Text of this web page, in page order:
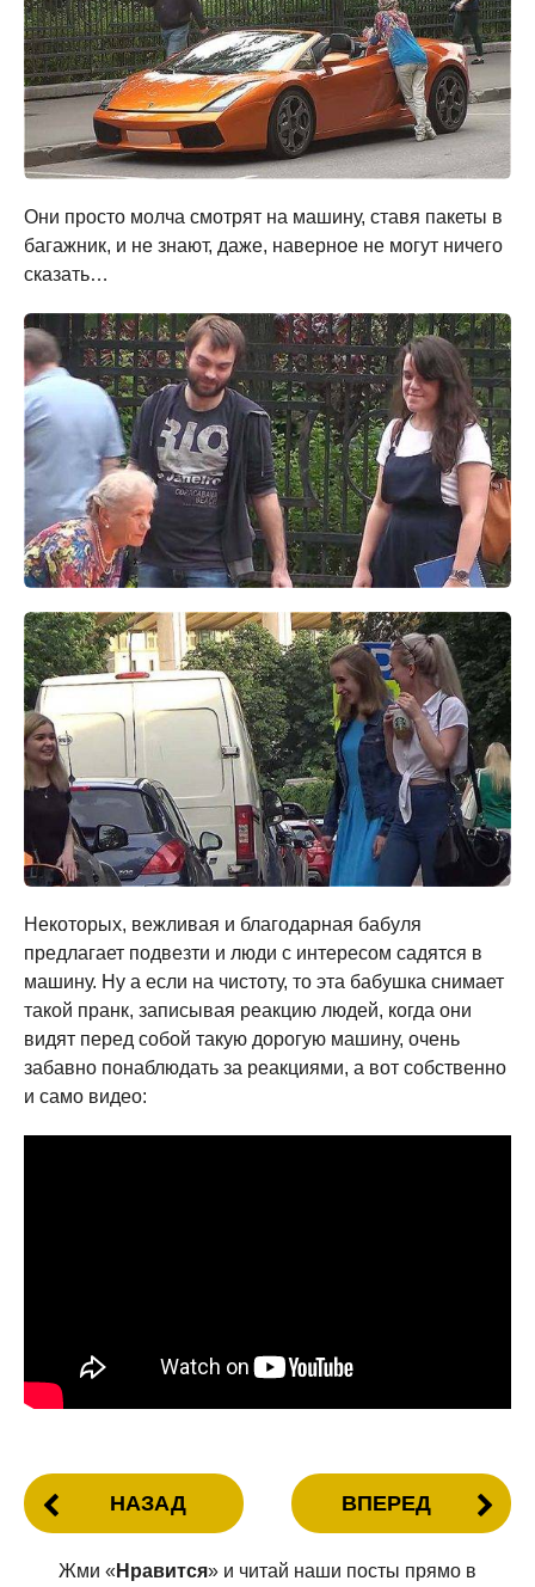
Они просто молча смотрят на машину, ставя пакеты в
багажник, и не знают, даже, наверное не могут ничего
сказать…
Некоторых, вежливая и благодарная бабуля
предлагает подвезти и люди с интересом садятся в
машину. Ну а если на чистоту, то эта бабушка снимает
такой пранк, записывая реакцию людей, когда они
видят перед собой такую дорогую машину, очень
забавно понаблюдать за реакциями, а вот собственно
и само видео:
НАЗАД ВПЕРЕД
Жми « Нравится» и читай наши посты прямо в